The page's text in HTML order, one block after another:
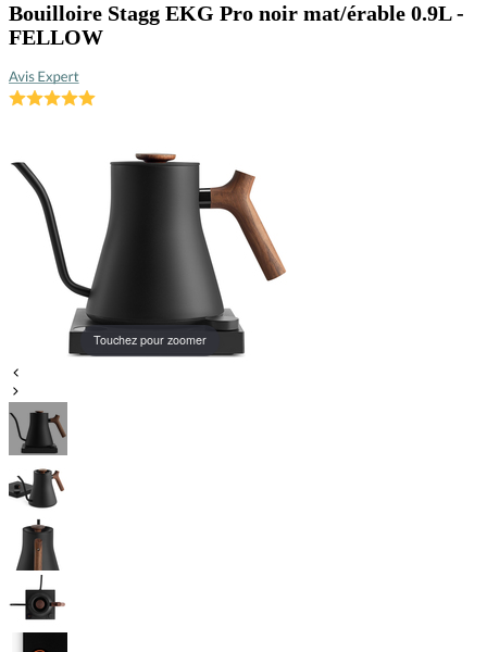
Bouilloire Stagg EKG Pro noir mat/érable 0.9L -
FELLOW
Touchez pour zoomer